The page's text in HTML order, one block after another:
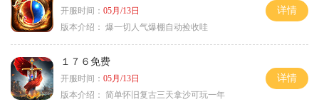
开服时间： 05月/13日
版本介绍： 爆一切人气爆棚自动捡收哇
详情
１７６免费
开服时间： 05月/13日
版本介绍： 简单怀旧复古三天拿沙可玩一年
详情